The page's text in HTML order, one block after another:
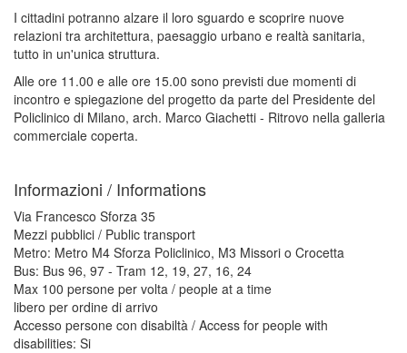
I cittadini potranno alzare il loro sguardo e scoprire nuove
relazioni tra architettura, paesaggio urbano e realtà sanitaria,
tutto in un'unica struttura.
Alle ore 11.00 e alle ore 15.00 sono previsti due momenti di
incontro e spiegazione del progetto da parte del Presidente del
Policlinico di Milano, arch. Marco Giachetti - Ritrovo nella galleria
commerciale coperta.
Informazioni / Informations
Via Francesco Sforza 35
Mezzi pubblici / Public transport
Metro: Metro M4 Sforza Policlinico, M3 Missori o Crocetta
Bus: Bus 96, 97 - Tram 12, 19, 27, 16, 24
Max 100 persone per volta / people at a time
libero per ordine di arrivo
Accesso persone con disabiltà / Access for people with
disabilities: Si